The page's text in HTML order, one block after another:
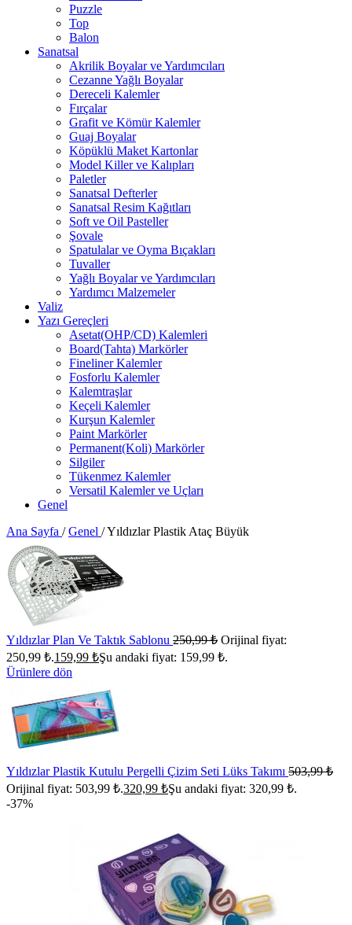
Puzzle
Top
Balon
Sanatsal
Akrilik Boyalar ve Yardımcıları
Cezanne Yağlı Boyalar
Dereceli Kalemler
Fırçalar
Grafit ve Kömür Kalemler
Guaj Boyalar
Köpüklü Maket Kartonlar
Model Killer ve Kalıpları
Paletler
Sanatsal Defterler
Sanatsal Resim Kağıtları
Soft ve Oil Pasteller
Şovale
Spatulalar ve Oyma Bıçakları
Tuvaller
Yağlı Boyalar ve Yardımcıları
Yardımcı Malzemeler
Valiz
Yazı Gereçleri
Asetat(OHP/CD) Kalemleri
Board(Tahta) Markörler
Fineliner Kalemler
Fosforlu Kalemler
Kalemtraşlar
Keçeli Kalemler
Kurşun Kalemler
Paint Markörler
Permanent(Koli) Markörler
Silgiler
Tükenmez Kalemler
Versatil Kalemler ve Uçları
Genel
Ana Sayfa / Genel /Yıldızlar Plastik Ataç Büyük
Yıldızlar Plan Ve Taktık Sablonu 250,99₺ Orijinal fiyat:
250,99 ₺.159,99 ₺Şu andaki fiyat: 159,99 ₺.
Ürünlere dön
Yıldızlar Plastik Kutulu Pergelli Çizim Seti Lüks Takımı 503,99₺
Orijinal fiyat: 503,99 ₺.320,99 ₺Şu andaki fiyat: 320,99 ₺.
-37%